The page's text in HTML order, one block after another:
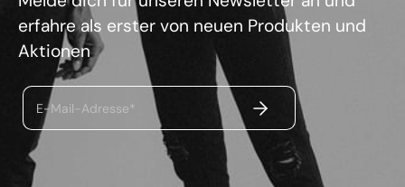
erfahre als erster von neuen Produkten und
Aktionen
E-Mail-Adresse* ABSENDEN